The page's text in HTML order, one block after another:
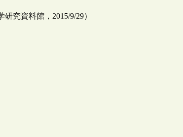
究資料館，2015/9/29）